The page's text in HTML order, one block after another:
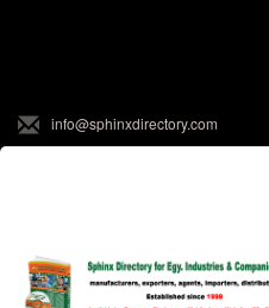
info@sphinxdirectory.com